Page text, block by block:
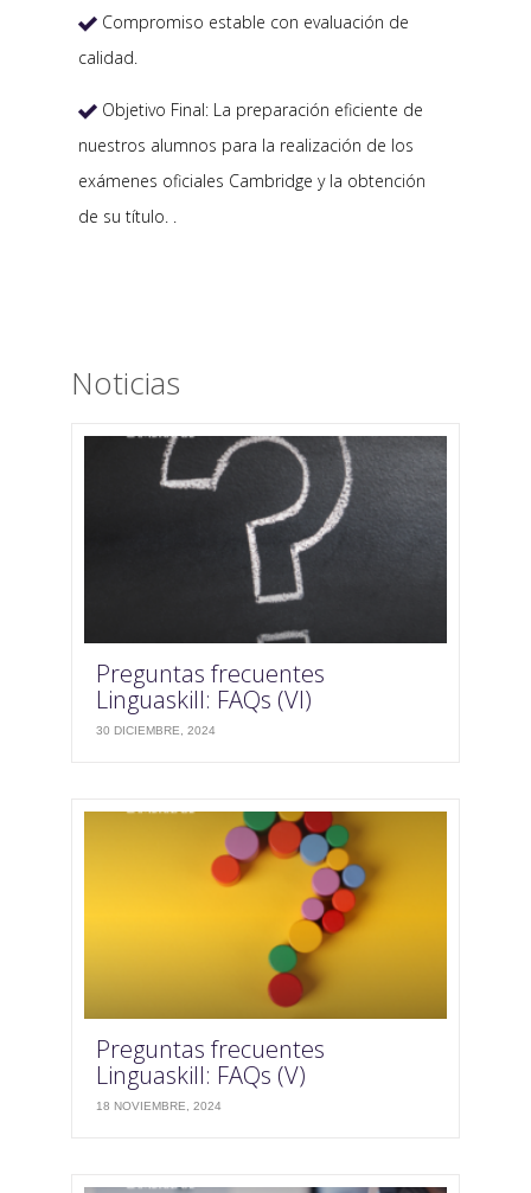
 Compromiso estable con evaluación de
calidad.
 Objetivo Final: La preparación eficiente de
nuestros alumnos para la realización de los
exámenes oficiales Cambridge y la obtención
de su título. .
Noticias
Preguntas frecuentes
Linguaskill: FAQs (VI)
30 DICIEMBRE, 2024
Preguntas frecuentes
Linguaskill: FAQs (V)
18 NOVIEMBRE, 2024